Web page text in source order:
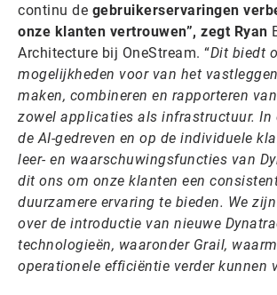
continu de gebruikerservaringen
onze klanten vertrouwen”, zegt Ryan
Architecture bij OneStream. “Dit biedt
mogelijkheden voor van het
maken, combineren en rapporteren
zowel applicaties als infrastructuur. In
de AI-gedreven en op de individuele
leer- en waarschuwingsfuncties van
dit ons om onze klanten een
duurzamere ervaring te bieden. We
over de introductie van nieuwe
technologieën, waaronder Grail,
operationele efficiëntie verder kunnen